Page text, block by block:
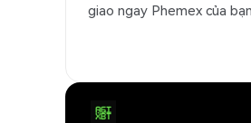
giao ngay Phemex của bạn